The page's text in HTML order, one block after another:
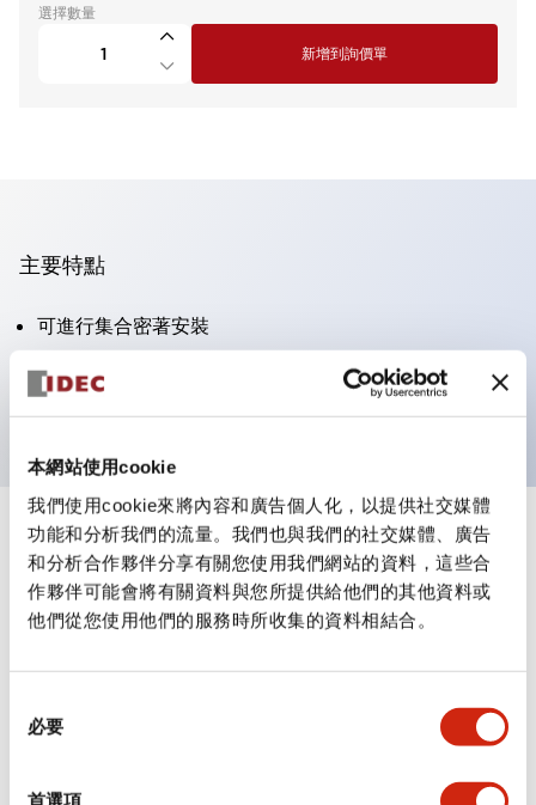
本網站使用cookie
我們使用cookie來將內容和廣告個人化，以提供社交媒體
功能和分析我們的流量。我們也與我們的社交媒體、廣告
和分析合作夥伴分享有關您使用我們網站的資料，這些合
作夥伴可能會將有關資料與您所提供給他們的其他資料或
他們從您使用他們的服務時所收集的資料相結合。
必要
首選項
選擇數量
新增到詢價單
主要特點
可進行集合密著安裝
附鎖選擇開關採用高安全性的彈子鎖結構
防護結構為IP65（IEC60529）
規格 顯示全部
審美規範
環境規範
功能規格